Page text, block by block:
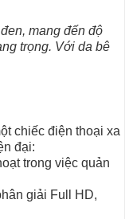
mang đến độ
trọng. Với da bê
chiếc điện thoại xa
đại:
trong việc quản
giải Full HD,